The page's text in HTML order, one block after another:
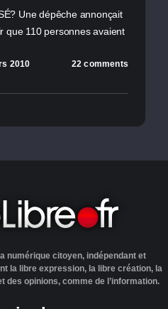
Une dépêche annonçait
que 110 personnes avaient
2010 22 comments
numérique citoyen, indépendant et
la libre expression, la libre création, la
des opinions, comme de l’information.